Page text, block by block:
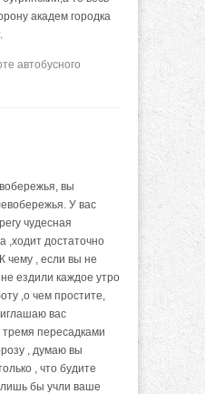
академ городка
автобусного
вы
У вас
чудесная
,ходит достаточно
чему , если вы не
ездили каждое утро
,о чем простите,
вас
тремя пересадками
, думаю вы
, что будите
бы учли ваше